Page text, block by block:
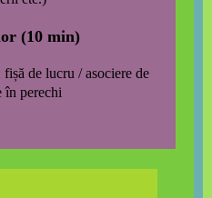
(10 min)
de lucru / asociere de
în perechi